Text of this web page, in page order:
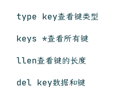
type key查看键类型
keys *查看所有键
llen查看键的长度
del key数据和键